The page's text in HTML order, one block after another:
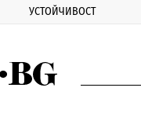
УСТОЙЧИВОСТ